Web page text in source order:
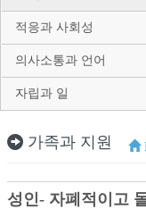
적응과 사회성
의사소통과 언어
자립과 일
가족과 지원
성인- 자폐적이고